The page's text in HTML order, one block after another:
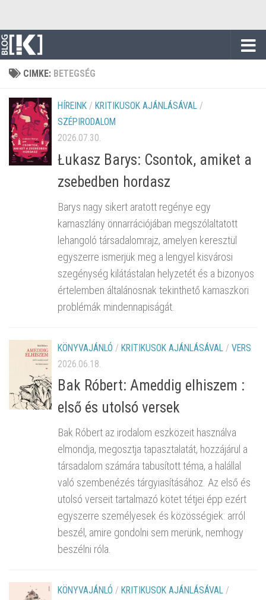
CIMKE: BETEGSÉG
HÍREINK / KRITIKUSOK AJÁNLÁSÁVAL /
SZÉPIRODALOM
2026.07.30.
Łukasz Barys: Csontok, amiket a
zsebedben hordasz
Barys nagy sikert aratott regénye egy
kamaszlány önnarrációjában megszólaltatott
lehangoló társadalomrajz, amelyen keresztül
egyszerre ismerjük meg a lengyel kisvárosi
szegénység kilátástalan helyzetét és a bizonyos
értelemben általánosnak tekinthető kamaszkori
problémák mindennapiságát.
KÖNYVAJÁNLÓ / KRITIKUSOK AJÁNLÁSÁVAL / VERS
2026.06.18.
Bak Róbert: Ameddig elhiszem :
első és utolsó versek
Bak Róbert az irodalom eszközeit használva
elmondja, megosztja tapasztalatát, hozzájárul a
társadalom számára tabusított téma, a halállal
való szembenézés tárgyiasításához. Az első és
utolsó verseit tartalmazó kötet tétjei épp ezért
egyszerre személyesek és közösségiek: arról
beszél, amire gondolni sem merünk, nemhogy
beszélni róla.
KÖNYVAJÁNLÓ / KRITIKUSOK AJÁNLÁSÁVAL /